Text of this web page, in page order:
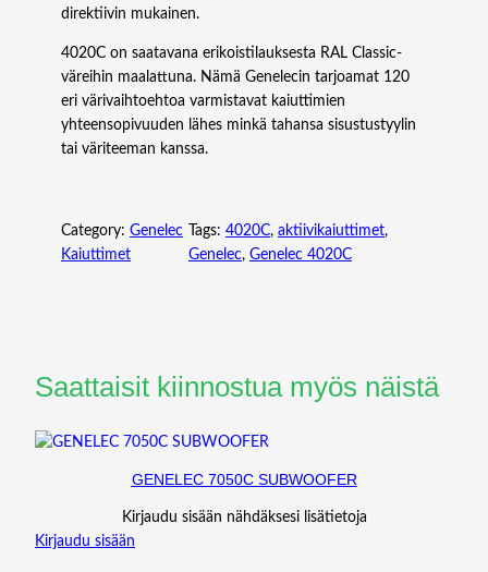
direktiivin mukainen.
4020C on saatavana erikoistilauksesta RAL Classic-
väreihin maalattuna. Nämä Genelecin tarjoamat 120
eri värivaihtoehtoa varmistavat kaiuttimien
yhteensopivuuden lähes minkä tahansa sisustustyylin
tai väriteeman kanssa.
Category: Genelec
Kaiuttimet
Tags: 4020C, aktiivikaiuttimet ,
Genelec, Genelec 4020C
Saattaisit kiinnostua myös näistä
GENELEC 7050C SUBWOOFER
Kirjaudu sisään nähdäksesi lisätietoja
Kirjaudu sisään